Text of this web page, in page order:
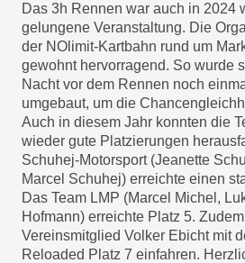
Das 3h Rennen war auch in 2024
gelungene Veranstaltung. Die
der NOlimit-Kartbahn rund um
gewohnt hervorragend. So wurde
Nacht vor dem Rennen noch
umgebaut, um die
Auch in diesem Jahr konnten die
wieder gute Platzierungen
Schuhej-Motorsport (Jeanette
Marcel Schuhej) erreichte einen
Das Team LMP (Marcel Michel,
Hofmann) erreichte Platz 5.
Vereinsmitglied Volker Ebicht mit
Reloaded Platz 7 einfahren.